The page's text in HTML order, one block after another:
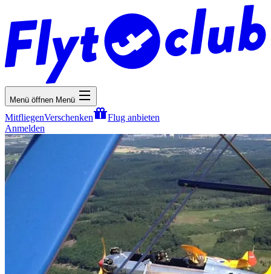
Menü öffnen Menü
MitfliegenVerschenken
Flug anbieten
Anmelden